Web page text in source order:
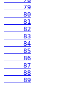
     79
     80
     81
     82
     83
     84
     85
     86
     87
     88
     89